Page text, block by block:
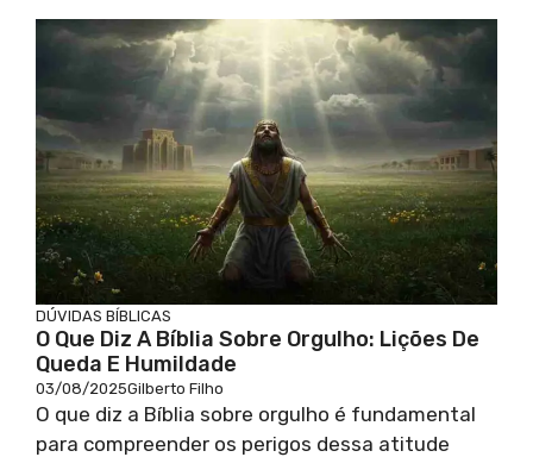
DÚVIDAS BÍBLICAS
O Que Diz A Bíblia Sobre Orgulho: Lições De
Queda E Humildade
03/08/2025Gilberto Filho
O que diz a Bíblia sobre orgulho é fundamental
para compreender os perigos dessa atitude